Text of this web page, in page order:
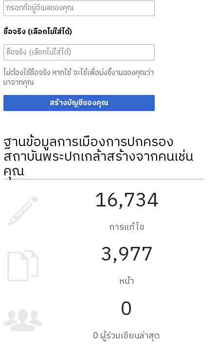
ชื่อจริง (เลือกไม่ใส่ได้)
ไม่ต้องใช้ชื่อจริง หากใช้ จะใช้เพื่อบ่งชี้งานของคุณว่า
มาจากคุณ
สร้างบัญชีของคุณ
ฐานข้อมูลการเมืองการปกครอง
สถาบันพระปกเกล้าสร้างจากคนเช่น
คุณ
16,734
การแก้ไข
3,977
หน้า
0
0 ผู้ร่วมเขียนล่าสุด